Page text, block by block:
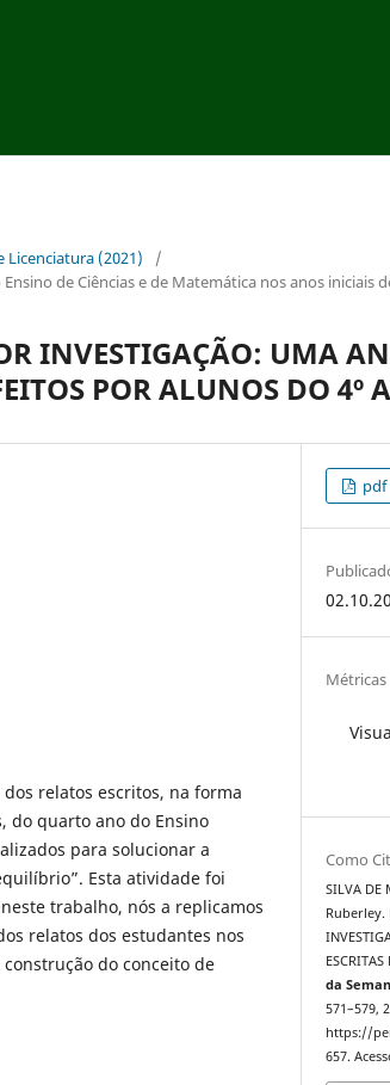
Licenciatura (2021)
/
de Ciências e de Matemática nos anos iniciais
INVESTIGAÇÃO: UMA
POR ALUNOS DO 4º
relatos escritos, na forma
do quarto ano do Ensino
para solucionar a
Esta atividade foi
trabalho, nós a replicamos
relatos dos estudantes nos
do conceito de
pdf
Métricas
Como
SILVA DE
Ruberley.
da
571–579,
https://
657.